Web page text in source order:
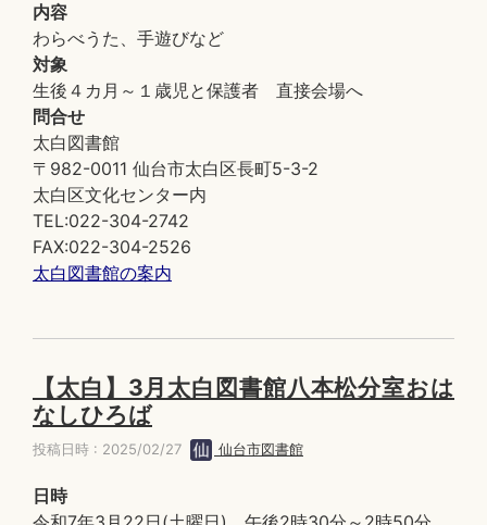
内容
わらべうた、手遊びなど
対象
生後４カ月～１歳児と保護者 直接会場へ
問合せ
太白図書館
〒982-0011 仙台市太白区長町5-3-2
太白区文化センター内
TEL:022-304-2742
FAX:022-304-2526
太白図書館の案内
【太白】3月太白図書館八本松分室おは
なしひろば
投稿日時 : 2025/02/27 仙台市図書館
日時